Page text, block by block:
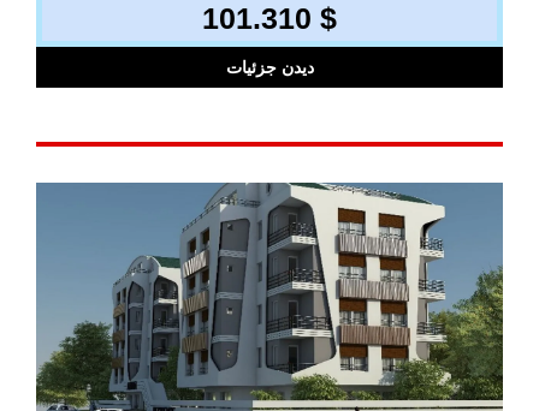
101.310 $
دیدن جزئیات